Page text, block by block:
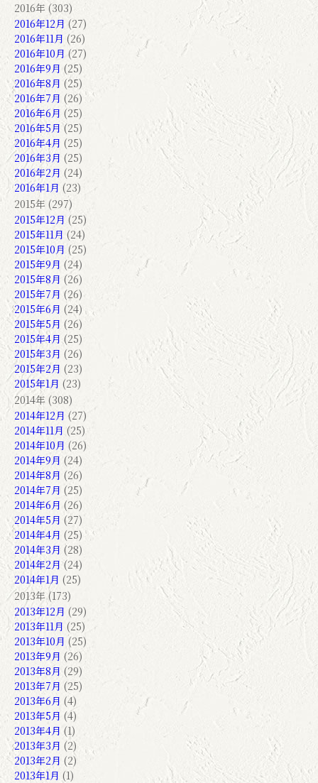
2016年 (303)
2016年12月 (27)
2016年11月 (26)
2016年10月 (27)
2016年9月 (25)
2016年8月 (25)
2016年7月 (26)
2016年6月 (25)
2016年5月 (25)
2016年4月 (25)
2016年3月 (25)
2016年2月 (24)
2016年1月 (23)
2015年 (297)
2015年12月 (25)
2015年11月 (24)
2015年10月 (25)
2015年9月 (24)
2015年8月 (26)
2015年7月 (26)
2015年6月 (24)
2015年5月 (26)
2015年4月 (25)
2015年3月 (26)
2015年2月 (23)
2015年1月 (23)
2014年 (308)
2014年12月 (27)
2014年11月 (25)
2014年10月 (26)
2014年9月 (24)
2014年8月 (26)
2014年7月 (25)
2014年6月 (26)
2014年5月 (27)
2014年4月 (25)
2014年3月 (28)
2014年2月 (24)
2014年1月 (25)
2013年 (173)
2013年12月 (29)
2013年11月 (25)
2013年10月 (25)
2013年9月 (26)
2013年8月 (29)
2013年7月 (25)
2013年6月 (4)
2013年5月 (4)
2013年4月 (1)
2013年3月 (2)
2013年2月 (2)
2013年1月 (1)